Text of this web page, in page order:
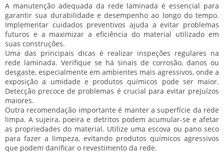
A manutenção adequada da rede laminada é essencial para
garantir sua durabilidade e desempenho ao longo do tempo.
Implementar cuidados preventivos ajuda a evitar problemas
futuros e a maximizar a eficiência do material utilizado em
suas construções.
Uma das principais dicas é realizar inspeções regulares na
rede laminada. Verifique se há sinais de corrosão, danos ou
desgaste, especialmente em ambientes mais agressivos, onde a
exposição a umidade e produtos químicos pode ser maior.
Detecção precoce de problemas é crucial para evitar prejuízos
maiores.
Outra recomendação importante é manter a superfície da rede
limpa. A sujeira, poeira e detritos podem acumular-se e afetar
as propriedades do material. Utilize uma escova ou pano seco
para fazer a limpeza, evitando produtos químicos agressivos
que podem danificar o revestimento da rede.